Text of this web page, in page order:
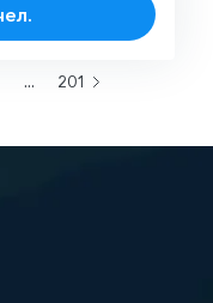
... 201